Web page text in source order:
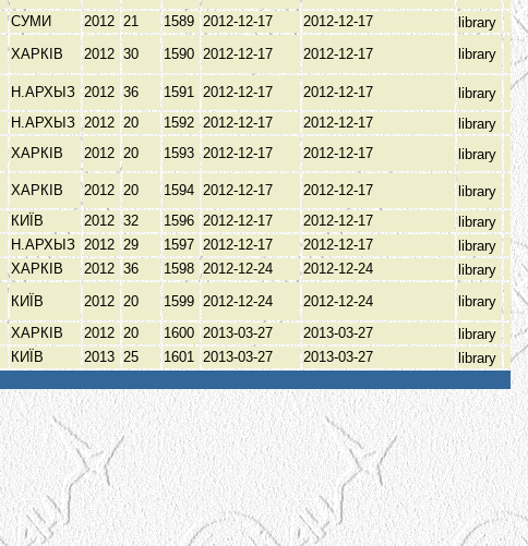
СУМИ 2012 21 1589 2012-12-17 2012-12-17
library
ХАРКІВ 2012 30 1590 2012-12-17 2012-12-17 library
Н.АРХЫЗ 2012 36 1591 2012-12-17 2012-12-17
library
Н.АРХЫЗ 2012 20 1592 2012-12-17 2012-12-17
library
ХАРКІВ 2012 20 1593 2012-12-17 2012-12-17 library
ХАРКІВ 2012 20 1594 2012-12-17 2012-12-17
library
КИЇВ 2012 32 1596 2012-12-17 2012-12-17
library
Н.АРХЫЗ 2012 29 1597 2012-12-17 2012-12-17
library
ХАРКІВ 2012 36 1598 2012-12-24 2012-12-24
library
КИЇВ 2012 20 1599 2012-12-24 2012-12-24
library
ХАРКІВ 2012 20 1600 2013-03-27 2013-03-27
library
КИЇВ 2013 25 1601 2013-03-27 2013-03-27
library